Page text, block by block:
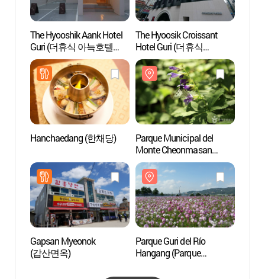
The Hyooshik Aank Hotel
Guri (더휴식 아늑호텔
구리점)
The Hyoosik Croissant
Hotel Guri (더휴식
크로와상호텔 구리점)
Hanchaedang (한채당)
Parque Municipal del
Monte Cheonmasan
(천마산군립공원)
Gapsan Myeonok
(갑산면옥)
Parque Guri del Río
Hangang (Parque
(구리시민한강공원